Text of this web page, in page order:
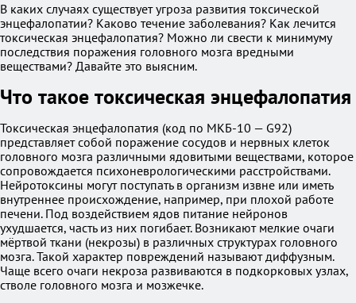
В каких случаях существует угроза развития токсической
энцефалопатии? Каково течение заболевания? Как лечится
токсическая энцефалопатия? Можно ли свести к минимуму
последствия поражения головного мозга вредными
веществами? Давайте это выясним.
Что такое токсическая энцефалопатия
Токсическая энцефалопатия (код по МКБ-10 — G92)
представляет собой поражение сосудов и нервных клеток
головного мозга различными ядовитыми веществами, которое
сопровождается психоневрологическими расстройствами.
Нейротоксины могут поступать в организм извне или иметь
внутреннее происхождение, например, при плохой работе
печени. Под воздействием ядов питание нейронов
ухудшается, часть из них погибает. Возникают мелкие очаги
мёртвой ткани (некрозы) в различных структурах головного
мозга. Такой характер повреждений называют диффузным.
Чаще всего очаги некроза развиваются в подкорковых узлах,
стволе головного мозга и мозжечке.